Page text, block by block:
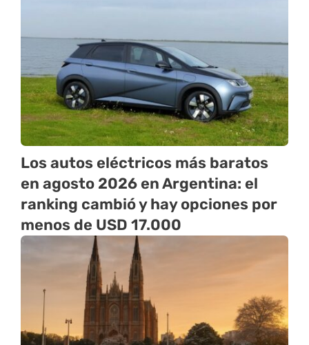
Los autos eléctricos más baratos
en agosto 2026 en Argentina: el
ranking cambió y hay opciones por
menos de USD 17.000